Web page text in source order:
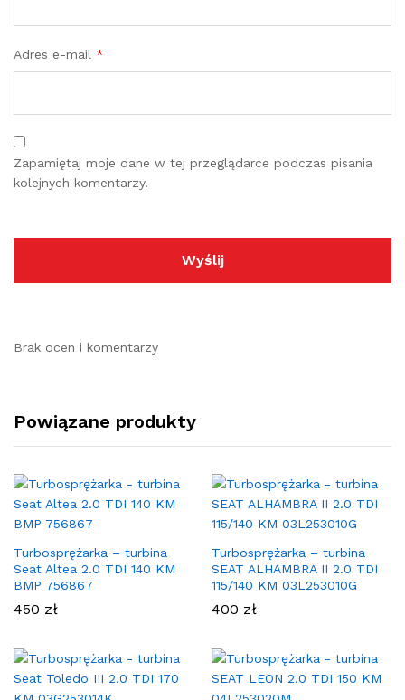
Adres e-mail *
Zapamiętaj moje dane w tej przeglądarce podczas pisania
kolejnych komentarzy.
Brak ocen i komentarzy
Powiązane produkty
Turbosprężarka – turbina
Seat Altea 2.0 TDI 140 KM
BMP 756867
450 zł
Turbosprężarka – turbina
SEAT ALHAMBRA II 2.0 TDI
115/140 KM 03L253010G
400 zł